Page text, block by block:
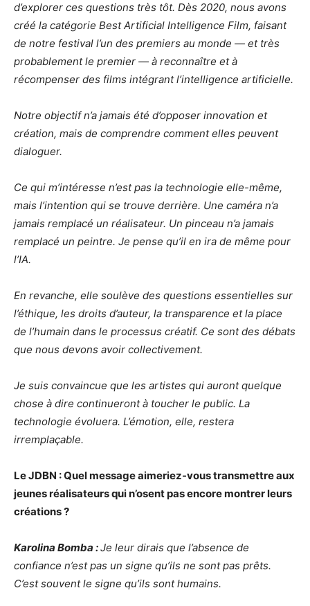
d’explorer ces questions très tôt. Dès 2020, nous avons
créé la catégorie Best Artificial Intelligence Film, faisant
de notre festival l’un des premiers au monde — et très
probablement le premier — à reconnaître et à
récompenser des films intégrant l’intelligence artificielle.
Notre objectif n’a jamais été d’opposer innovation et
création, mais de comprendre comment elles peuvent
dialoguer.
Ce qui m’intéresse n’est pas la technologie elle-même,
mais l’intention qui se trouve derrière. Une caméra n’a
jamais remplacé un réalisateur. Un pinceau n’a jamais
remplacé un peintre. Je pense qu’il en ira de même pour
l’IA.
En revanche, elle soulève des questions essentielles sur
l’éthique, les droits d’auteur, la transparence et la place
de l’humain dans le processus créatif. Ce sont des débats
que nous devons avoir collectivement.
Je suis convaincue que les artistes qui auront quelque
chose à dire continueront à toucher le public. La
technologie évoluera. L’émotion, elle, restera
irremplaçable.
Le JDBN : Quel message aimeriez-vous transmettre aux
jeunes réalisateurs qui n’osent pas encore montrer leurs
créations ?
Karolina Bomba :Je leur dirais que l’absence de
confiance n’est pas un signe qu’ils ne sont pas prêts.
C’est souvent le signe qu’ils sont humains.